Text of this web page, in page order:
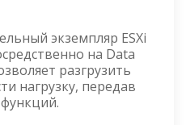
экземпляр ESXi
на Data
разгрузить
нагрузку, передав